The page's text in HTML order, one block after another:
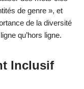
de genre », et
de la diversité
qu’hors ligne.
Inclusif